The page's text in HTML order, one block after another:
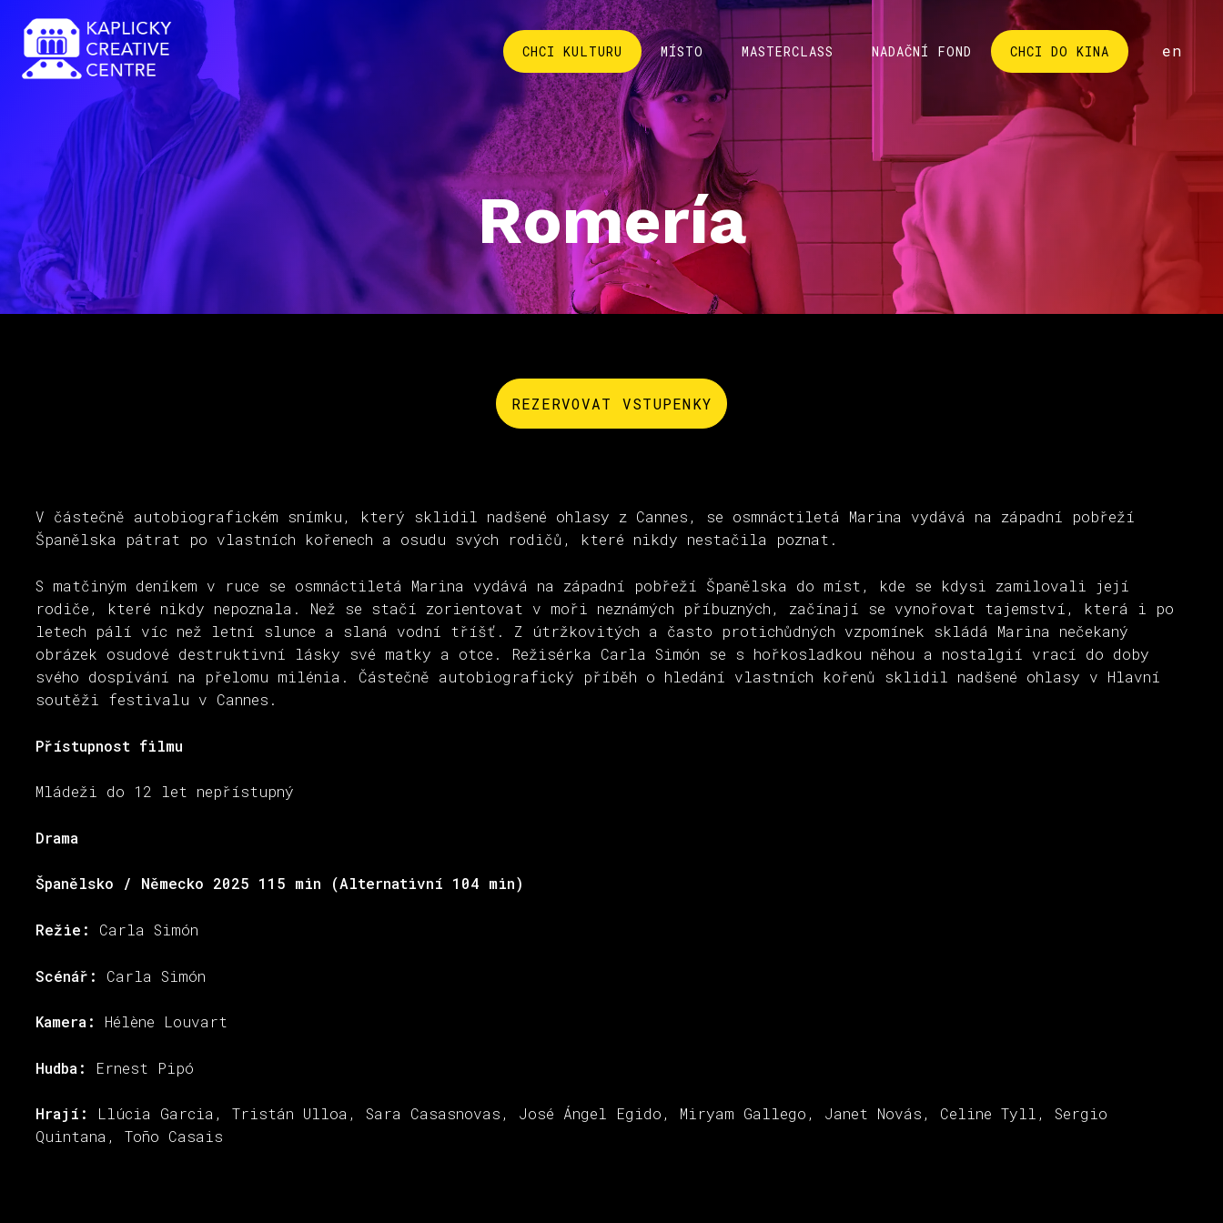
CHCI KULTURU MÍSTO MASTERCLASS NADAČNÍ FOND CHCI DO KINA cs
en
Romería
REZERVOVAT VSTUPENKY
V částečně autobiografickém snímku, který sklidil nadšené ohlasy z Cannes, se osmnáctiletá Marina vydává na západní pobřeží
Španělska pátrat po vlastních kořenech a osudu svých rodičů, které nikdy nestačila poznat.
S matčiným deníkem v ruce se osmnáctiletá Marina vydává na západní pobřeží Španělska do míst, kde se kdysi zamilovali její
rodiče, které nikdy nepoznala. Než se stačí zorientovat v moři neznámých příbuzných, začínají se vynořovat tajemství, která i po
letech pálí víc než letní slunce a slaná vodní tříšť. Z útržkovitých a často protichůdných vzpomínek skládá Marina nečekaný
obrázek osudové destruktivní lásky své matky a otce. Režisérka Carla Simón se s hořkosladkou něhou a nostalgií vrací do doby
svého dospívání na přelomu milénia. Částečně autobiografický příběh o hledání vlastních kořenů sklidil nadšené ohlasy v Hlavní
soutěži festivalu v Cannes.
Přístupnost filmu
Mládeži do 12 let nepřístupný
Drama
Španělsko / Německo 2025 115 min (Alternativní 104 min)
Režie: Carla Simón
Scénář: Carla Simón
Kamera: Hélène Louvart
Hudba: Ernest Pipó
Hrají: Llúcia Garcia, Tristán Ulloa, Sara Casasnovas, José Ángel Egido, Miryam Gallego, Janet Novás, Celine Tyll, Sergio
Quintana, Toño Casais